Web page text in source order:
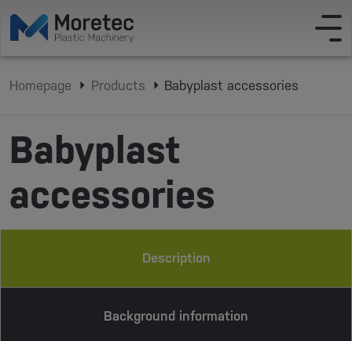
Homepage Products Babyplast accessories
Babyplast
accessories
Description
Background information